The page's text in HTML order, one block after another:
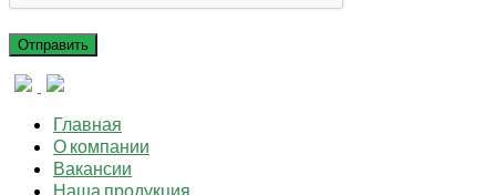
Главная
О компании
Вакансии
Наша продукция